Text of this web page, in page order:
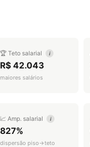
🏆 Teto salarial i
R$ 42.043
maiores salários
📈 Amp. salarial i
827%
dispersão piso→teto